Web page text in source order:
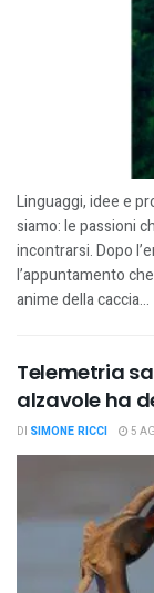
Linguaggi, idee e
siamo: le passioni
incontrarsi. Dopo
l’appuntamento
anime della caccia...
Telemetria
alzavole ha
DI SIMONE RICCI 5